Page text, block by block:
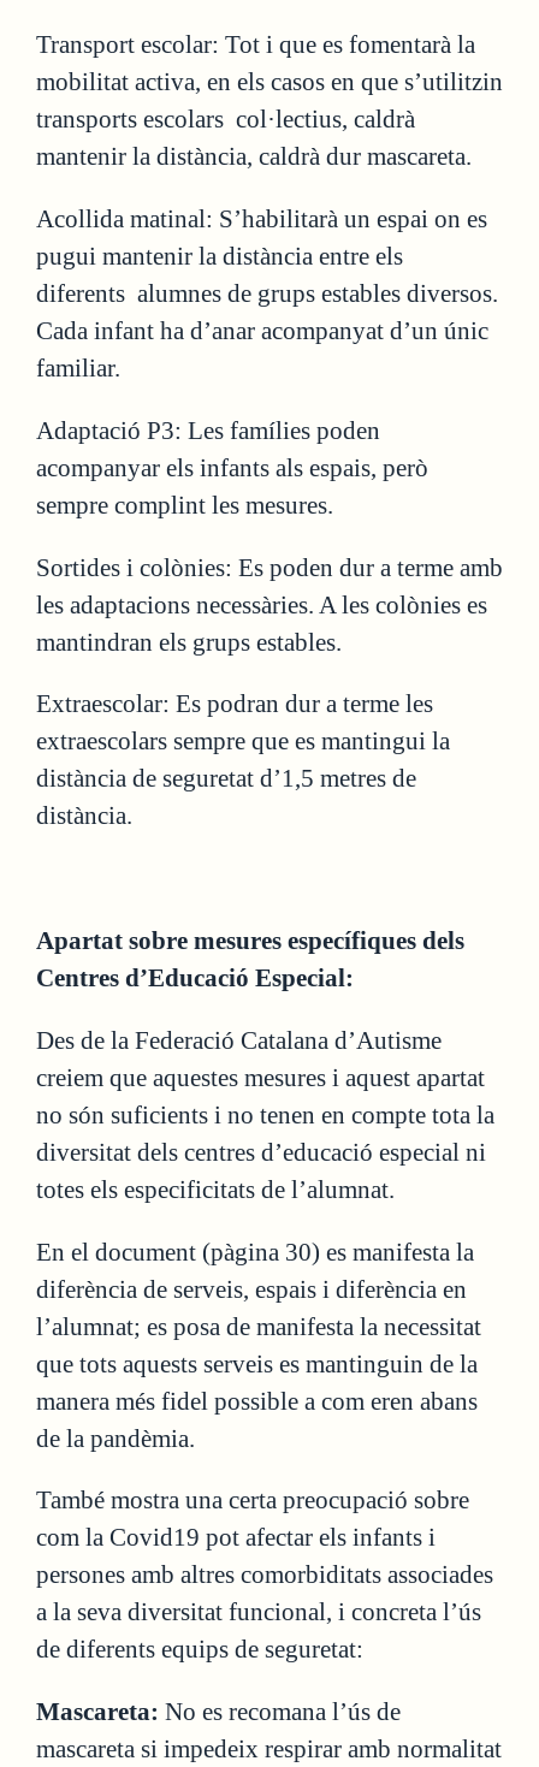
Transport escolar: Tot i que es fomentarà la
mobilitat activa, en els casos en que s’utilitzin
transports escolars col·lectius, caldrà
mantenir la distància, caldrà dur mascareta.
Acollida matinal: S’habilitarà un espai on es
pugui mantenir la distància entre els
diferents alumnes de grups estables diversos.
Cada infant ha d’anar acompanyat d’un únic
familiar.
Adaptació P3: Les famílies poden
acompanyar els infants als espais, però
sempre complint les mesures.
Sortides i colònies: Es poden dur a terme amb
les adaptacions necessàries. A les colònies es
mantindran els grups estables.
Extraescolar: Es podran dur a terme les
extraescolars sempre que es mantingui la
distància de seguretat d’1,5 metres de
distància.
Apartat sobre mesures específiques dels
Centres d’Educació Especial:
Des de la Federació Catalana d’Autisme
creiem que aquestes mesures i aquest apartat
no són suficients i no tenen en compte tota la
diversitat dels centres d’educació especial ni
totes els especificitats de l’alumnat.
En el document (pàgina 30) es manifesta la
diferència de serveis, espais i diferència en
l’alumnat; es posa de manifesta la necessitat
que tots aquests serveis es mantinguin de la
manera més fidel possible a com eren abans
de la pandèmia.
També mostra una certa preocupació sobre
com la Covid19 pot afectar els infants i
persones amb altres comorbiditats associades
a la seva diversitat funcional, i concreta l’ús
de diferents equips de seguretat:
Mascareta: No es recomana l’ús de
mascareta si impedeix respirar amb normalitat